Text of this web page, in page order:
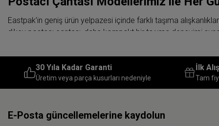
Eastpak’in geniş ürün yelpazesi içinde farklı taşıma
dikey postacı çantası, daha kompakt bir taşıma deneyimi
sayısı fazlaysa, genişletilmiş iç hacmiyle fark yaratan büyük
İş hayatından kampüs günlerine kadar her anında sana eşlik
ister yoğun iş günlerinde kullan, tasarımlarımızdaki akıllı iç
kilit mekanizmaları sayesinde kalabalık ortamlarda bile
30 Yıla Kadar Garanti
Üretim veya parça kusurları nedeniyle
İlk
Tam
E-Posta güncellemelerine kaydolun